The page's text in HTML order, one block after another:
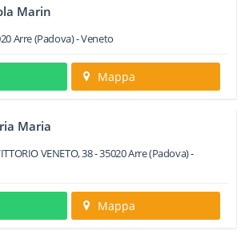
Marin
Arre(Padova) -Veneto
Mappa
Maria
VENETO, 38-35020Arre(Padova) -
Mappa